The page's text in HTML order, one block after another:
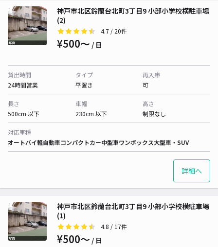
神戸市北区鈴蘭台北町3丁目9 小部小学校横駐車場
(2)
4.7 / 20件
¥500〜 / 日
貸出時間
24時間営業
タイプ
平置き
再入庫
可
長さ
500cm 以下
車幅
230cm 以下
高さ
制限なし
対応車種
オートバイ軽自動車コンパクトカー中型車ワンボックス大型車・SUV
詳細へ
神戸市北区鈴蘭台北町3丁目9 小部小学校横駐車場
(1)
4.8 / 17件
¥500〜 / 日